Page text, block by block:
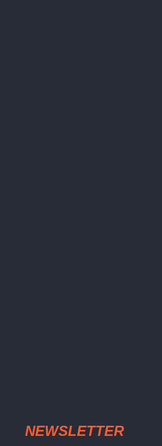
NEWSLETTER